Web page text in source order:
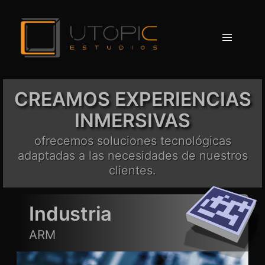
CREAMOS EXPERIENCIAS
INMERSIVAS
ofrecemos soluciones tecnológicas
adaptadas a las necesidades de nuestros
clientes.
Industria
ARM